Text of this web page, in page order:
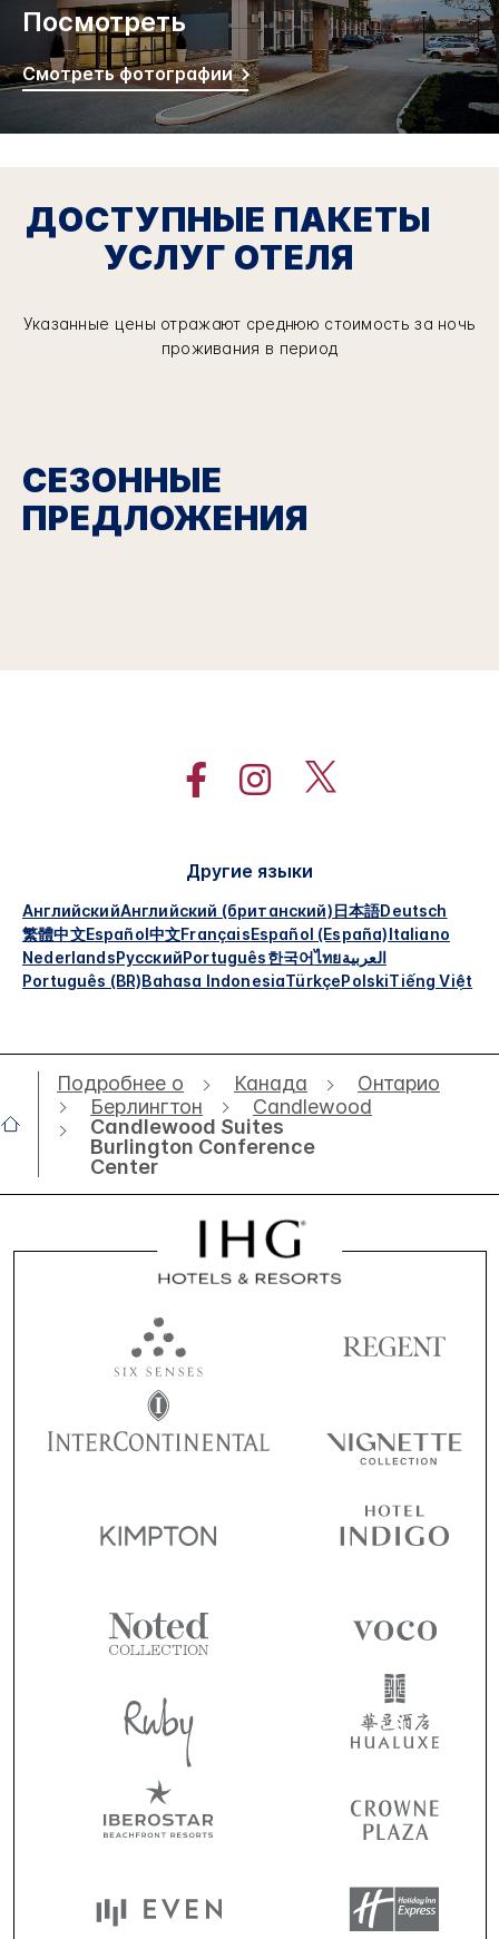
Посмотреть
Смотреть фотографии
ДОСТУПНЫЕ ПАКЕТЫ
УСЛУГ ОТЕЛЯ
Указанные цены отражают среднюю стоимость за ночь
проживания в период
СЕЗОННЫЕ
ПРЕДЛОЖЕНИЯ
Другие языки
АнглийскийАнглийский (британский)日本語Deutsch
繁體中文Español中文FrançaisEspañol (España)Italiano
NederlandsРусскийPortuguês한국어ไทยالعربية
Português (BR)Bahasa IndonesiaTürkçePolskiTiếng Việt
Подробнее о Канада
Онтарио
Берлингтон
Candlewood
Candlewood Suites
Burlington Conference
Center